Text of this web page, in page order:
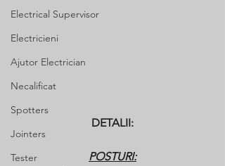
Electrical Supervisor
Electricieni
Ajutor Electrician
Necalificat
Spotters
Jointers
Tester
DETALII:
POSTURI: